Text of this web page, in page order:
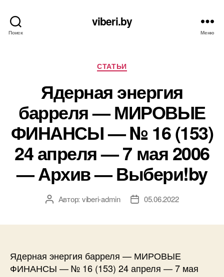
Поиск
viberi.by
Меню
Рубрики
СТАТЬИ
Ядерная энергия
барреля — МИРОВЫЕ
ФИНАНСЫ — № 16 (153)
24 апреля — 7 мая 2006
— Архив — Выбери!by
АвторАвтор: viberi-admin
Дата05.06.2022
Ядерная энергия барреля — МИРОВЫЕ
ФИНАНСЫ — № 16 (153) 24 апреля — 7 мая